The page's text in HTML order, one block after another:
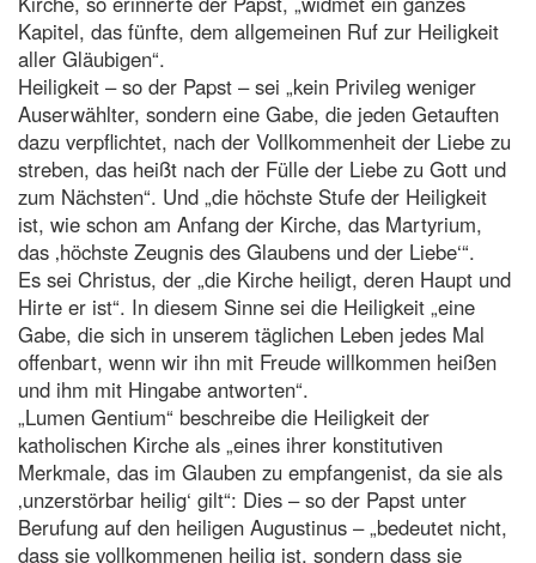
Kapitel, das fünfte, dem allgemeinen Ruf zur Heiligkeit
aller Gläubigen“.
Heiligkeit – so der Papst – sei „kein Privileg weniger
Auserwählter, sondern eine Gabe, die jeden Getauften
dazu verpflichtet, nach der Vollkommenheit der Liebe zu
streben, das heißt nach der Fülle der Liebe zu Gott und
zum Nächsten“. Und „die höchste Stufe der Heiligkeit
ist, wie schon am Anfang der Kirche, das Martyrium,
das ‚höchste Zeugnis des Glaubens und der Liebe‘“.
Es sei Christus, der „die Kirche heiligt, deren Haupt und
Hirte er ist“. In diesem Sinne sei die Heiligkeit „eine
Gabe, die sich in unserem täglichen Leben jedes Mal
offenbart, wenn wir ihn mit Freude willkommen heißen
und ihm mit Hingabe antworten“.
„Lumen Gentium“ beschreibe die Heiligkeit der
katholischen Kirche als „eines ihrer konstitutiven
Merkmale, das im Glauben zu empfangenist, da sie als
‚unzerstörbar heilig‘ gilt“: Dies – so der Papst unter
Berufung auf den heiligen Augustinus – „bedeutet nicht,
dass sie vollkommenen heilig ist, sondern dass sie